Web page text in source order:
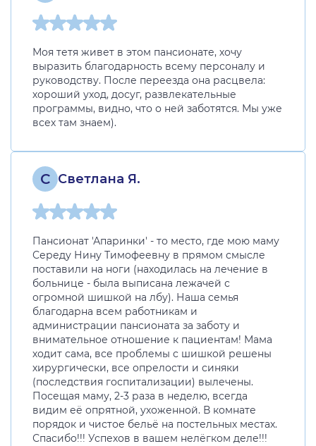
Моя тетя живет в этом пансионате, хочу
выразить благодарность всему персоналу и
руководству. После переезда она расцвела:
хороший уход, досуг, развлекательные
программы, видно, что о ней заботятся. Мы уже
всех там знаем).
С Светлана Я.
Пансионат 'Апаринки' - то место, где мою маму
Середу Нину Тимофеевну в прямом смысле
поставили на ноги (находилась на лечение в
больнице - была выписана лежачей с
огромной шишкой на лбу). Наша семья
благодарна всем работникам и
администрации пансионата за заботу и
внимательное отношение к пациентам! Мама
ходит сама, все проблемы с шишкой решены
хирургически, все опрелости и синяки
(последствия госпитализации) вылечены.
Посещая маму, 2-3 раза в неделю, всегда
видим её опрятной, ухоженной. В комнате
порядок и чистое бельё на постельных местах.
Спасибо!!! Успехов в вашем нелёгком деле!!!